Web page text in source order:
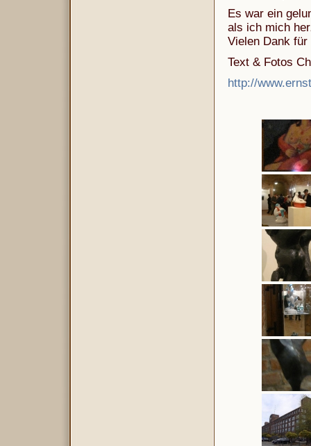
Es war ein
als ich mich
Vielen Dank für
Text & Fotos
http://